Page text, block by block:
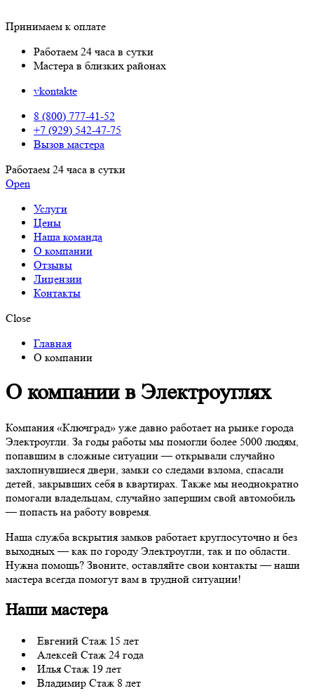
Принимаем к оплате
Работаем 24 часа в сутки
Мастера в близких районах
vkontakte
8 (800) 777-41-52
+7 (929) 542-47-75
Вызов мастера
Работаем 24 часа в сутки
Open
Услуги
Цены
Наша команда
О компании
Отзывы
Лицензии
Контакты
Close
Главная
О компании
О компании в Электроуглях
Компания «Ключград» уже давно работает на рынке города
Электроугли. За годы работы мы помогли более 5000 людям,
попавшим в сложные ситуации — открывали случайно
захлопнувшиеся двери, замки со следами взлома, спасали
детей, закрывших себя в квартирах. Также мы неоднократно
помогали владельцам, случайно запершим свой автомобиль
— попасть на работу вовремя.
Наша служба вскрытия замков работает круглосуточно и без
выходных — как по городу Электроугли, так и по области.
Нужна помощь? Звоните, оставляйте свои контакты — наши
мастера всегда помогут вам в трудной ситуации!
Наши мастера
Евгений Стаж 15 лет
Алексей Стаж 24 года
Илья Стаж 19 лет
Владимир Стаж 8 лет